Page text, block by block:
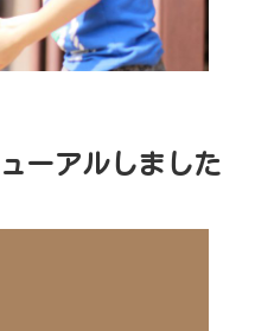
ーアルしました